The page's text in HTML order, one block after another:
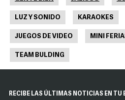
LUZ Y SONIDO KARAOKES
JUEGOS DE VIDEO MINI
TEAM BULDING
RECIBE LAS ÚLTIMAS NOTICIAS EN TU